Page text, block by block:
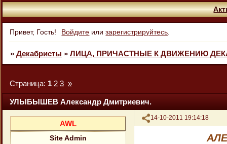
Привет, Гость! Войдите илизарегистрируйтесь
» Декабристы » ЛИЦА, ПРИЧАСТНЫЕ К ДВИЖЕНИЮ
УЛЫБЫШЕВ Александр Дмитриевич.
Страница: 1 2 3 »
Поделиться
14-10-2011 19:14:18
AWL
Site Admin